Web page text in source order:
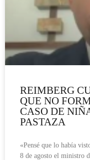
REIMBERG
QUE NO
CASO DE
PASTAZA
«Pensé que lo había
8 de agosto el ministro